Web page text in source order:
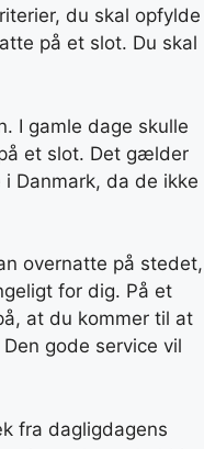
du skal opfylde
på et slot. Du skal
I gamle dage skulle
et slot. Det gælder
Danmark, da de ikke
overnatte på stedet,
for dig. På et
at du kommer til at
gode service vil
fra dagligdagens